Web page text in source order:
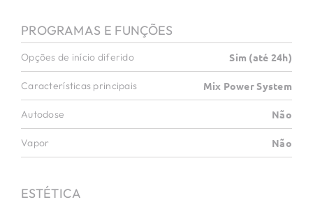
PROGRAMAS E FUNÇÕES
Opções de início diferido Sim (até 24h)
Características principais Mix Power System
Autodose Não
Vapor Não
ESTÉTICA